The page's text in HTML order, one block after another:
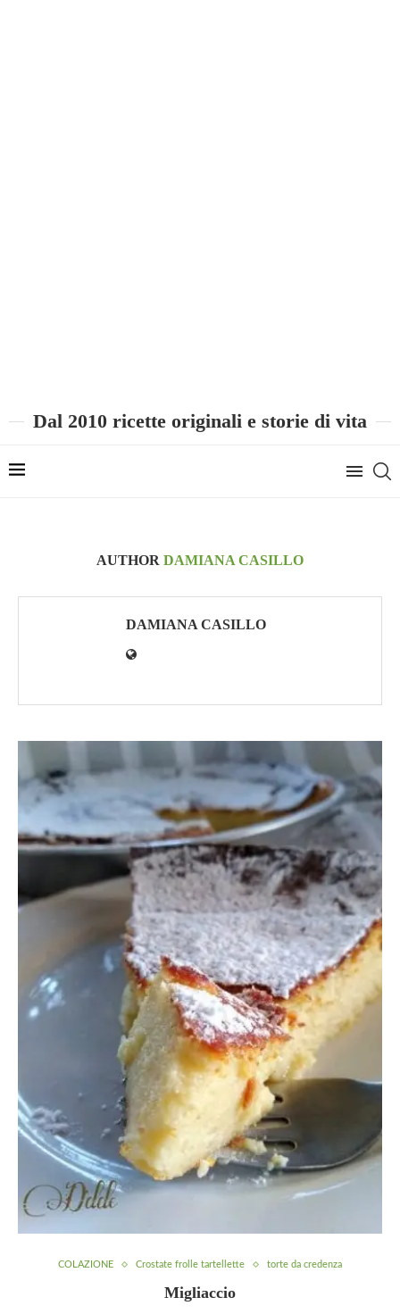
Dal 2010 ricette originali e storie di vita
AUTHOR DAMIANA CASILLO
DAMIANA CASILLO
COLAZIONE Crostate frolle tartellette torte da credenza
Migliaccio